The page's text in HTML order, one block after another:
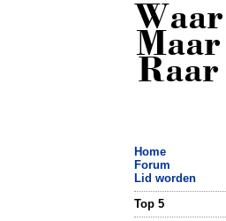
Waar
Maar
Raar
Home
Forum
Lid worden
Top 5